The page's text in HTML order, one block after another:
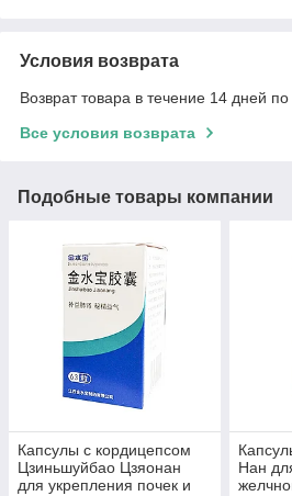
Условия возврата
Возврат товара в течение 14 дней
Все условия возврата
Подобные товары компании
Капсулы с кордицепсом
Цзиньшуйбао Цзяонан
для укрепления почек и
Нан